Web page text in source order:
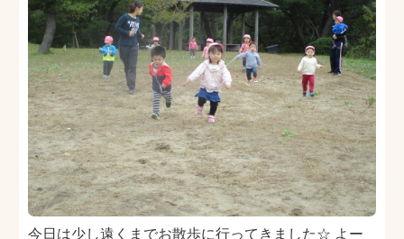
今日は少し遠くまでお散歩に行ってきました☆ よー